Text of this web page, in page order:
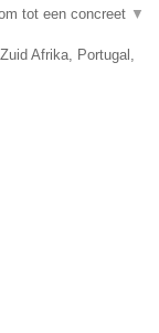
tot een concreet ▼
Afrika, Portugal,